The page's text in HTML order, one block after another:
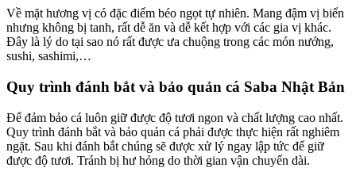
Về mặt hương vị có đặc điểm béo ngọt tự nhiên. Mang đậm vị biển
nhưng không bị tanh, rất dễ ăn và dễ kết hợp với các gia vị khác.
Đây là lý do tại sao nó rất được ưa chuộng trong các món nướng,
sushi, sashimi,…
Quy trình đánh bắt và bảo quản cá Saba Nhật Bản
Để đảm bảo cá luôn giữ được độ tươi ngon và chất lượng cao nhất.
Quy trình đánh bắt và bảo quản cá phải được thực hiện rất nghiêm
ngặt. Sau khi đánh bắt chúng sẽ được xử lý ngay lập tức để giữ
được độ tươi. Tránh bị hư hỏng do thời gian vận chuyển dài.